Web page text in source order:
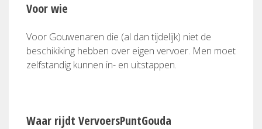
Voor wie
Voor Gouwenaren die (al dan tijdelijk) niet de
beschikiking hebben over eigen vervoer. Men moet
zelfstandig kunnen in- en uitstappen.
Waar rijdt VervoersPuntGouda